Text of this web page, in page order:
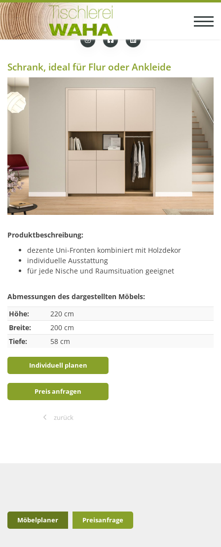
Schrank, ideal für Flur oder Ankleide
Produktbeschreibung:
dezente Uni-Fronten kombiniert mit Holzdekor
individuelle Ausstattung
für jede Nische und Raumsituation geeignet
Abmessungen des dargestellten Möbels:
Höhe:
220 cm
Breite:
200 cm
Tiefe:
58 cm
Individuell planen
Preis anfragen
zurück
Möbelplaner Preisanfrage